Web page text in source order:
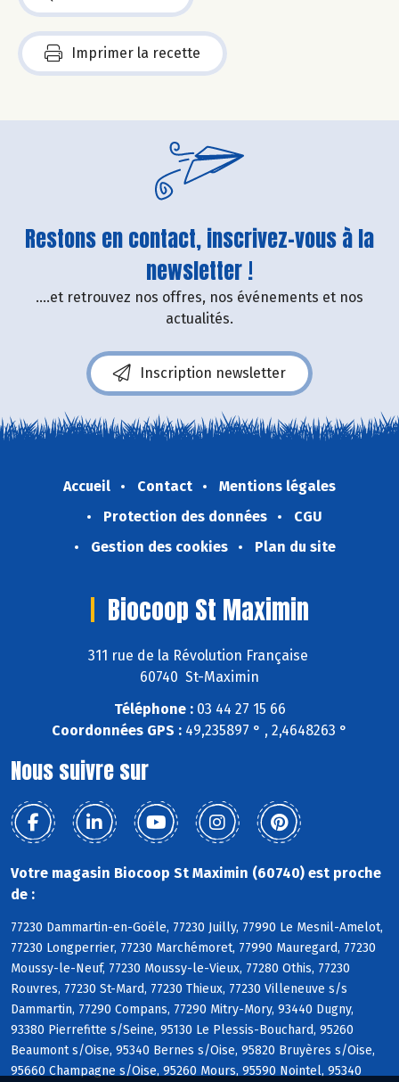
Imprimer la recette
Restons en contact, inscrivez-vous à la
newsletter !
....et retrouvez nos offres, nos événements et nos
actualités.
Inscription newsletter
Accueil Contact
Mentions légales
Protection des données
CGU
Gestion des cookies
Plan du site
Biocoop St Maximin
311 rue de la Révolution Française
60740 St-Maximin
Téléphone :03 44 27 15 66
Coordonnées GPS : 49,235897 ° , 2,4648263 °
Nous suivre sur
Votre magasin Biocoop St Maximin (60740) est proche
de :
77230 Dammartin-en-Goële, 77230 Juilly, 77990 Le Mesnil-Amelot,
77230 Longperrier, 77230 Marchémoret, 77990 Mauregard, 77230
Moussy-le-Neuf, 77230 Moussy-le-Vieux, 77280 Othis, 77230
Rouvres, 77230 St-Mard, 77230 Thieux, 77230 Villeneuve s/s
Dammartin, 77290 Compans, 77290 Mitry-Mory, 93440 Dugny,
93380 Pierrefitte s/Seine, 95130 Le Plessis-Bouchard, 95260
Beaumont s/Oise, 95340 Bernes s/Oise, 95820 Bruyères s/Oise,
95660 Champagne s/Oise, 95260 Mours, 95590 Nointel, 95340